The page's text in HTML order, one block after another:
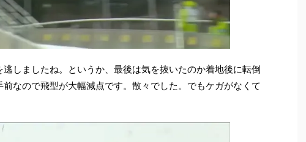
しましたね。というか、最後は気を抜いたのか着地後に転倒
なので飛型が大幅減点です。散々でした。でもケガがなくて